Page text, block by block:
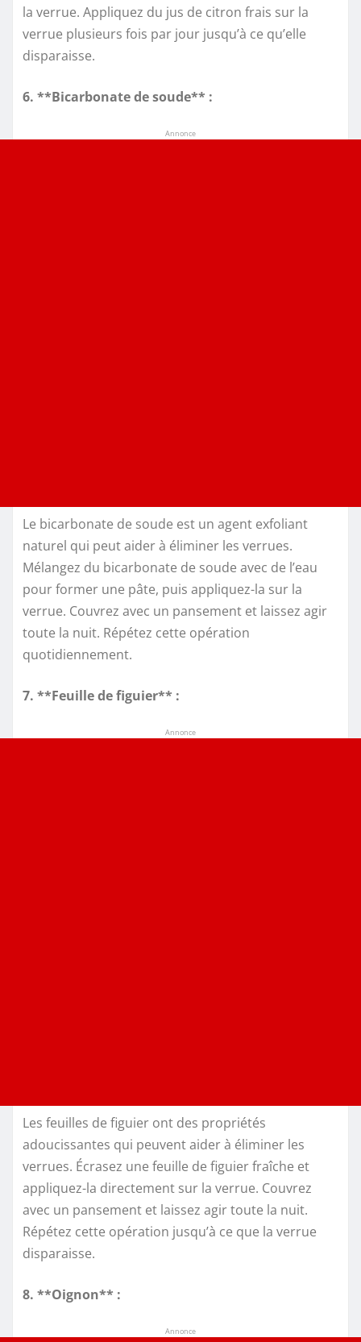
la verrue. Appliquez du jus de citron frais sur la
verrue plusieurs fois par jour jusqu’à ce qu’elle
disparaisse.
6. **Bicarbonate de soude** :
Annonce
Le bicarbonate de soude est un agent exfoliant
naturel qui peut aider à éliminer les verrues.
Mélangez du bicarbonate de soude avec de l’eau
pour former une pâte, puis appliquez-la sur la
verrue. Couvrez avec un pansement et laissez agir
toute la nuit. Répétez cette opération
quotidiennement.
7. **Feuille de figuier** :
Annonce
Les feuilles de figuier ont des propriétés
adoucissantes qui peuvent aider à éliminer les
verrues. Écrasez une feuille de figuier fraîche et
appliquez-la directement sur la verrue. Couvrez
avec un pansement et laissez agir toute la nuit.
Répétez cette opération jusqu’à ce que la verrue
disparaisse.
8. **Oignon** :
Annonce